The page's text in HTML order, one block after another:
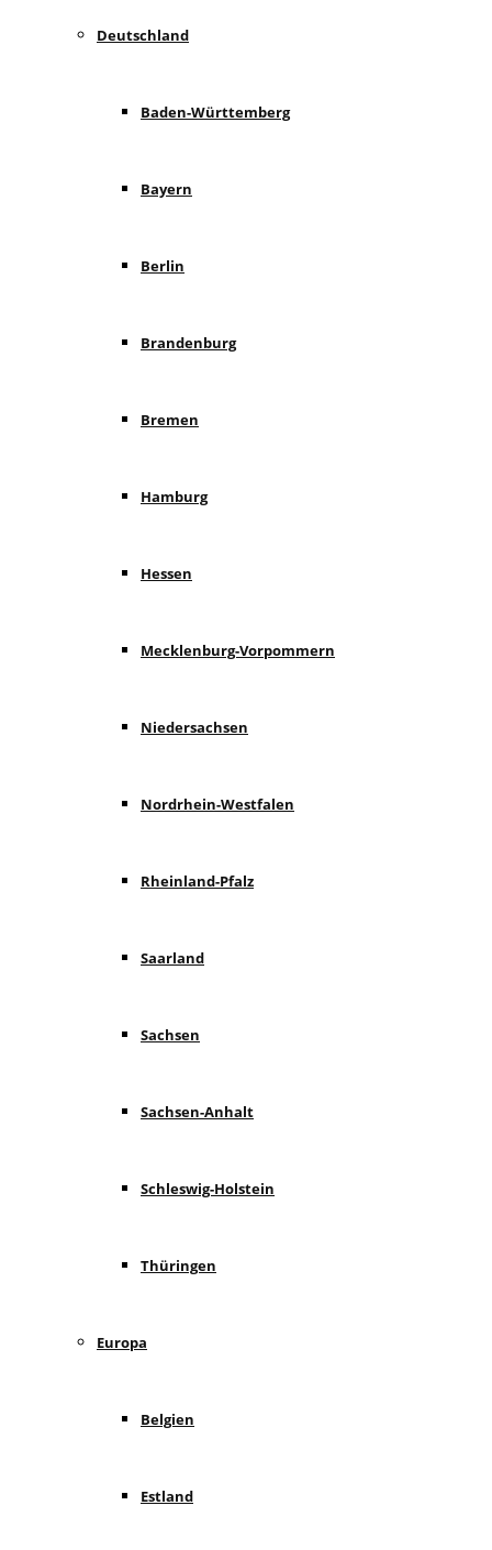
Deutschland
Baden-Württemberg
Bayern
Berlin
Brandenburg
Bremen
Hamburg
Hessen
Mecklenburg-Vorpommern
Niedersachsen
Nordrhein-Westfalen
Rheinland-Pfalz
Saarland
Sachsen
Sachsen-Anhalt
Schleswig-Holstein
Thüringen
Europa
Belgien
Estland